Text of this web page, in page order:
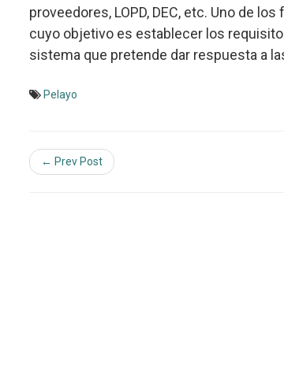
proveedores, LOPD, DEC, etc. Uno de
cuyo objetivo es establecer los
sistema que pretende dar respuesta a
Pelayo
← Prev Post